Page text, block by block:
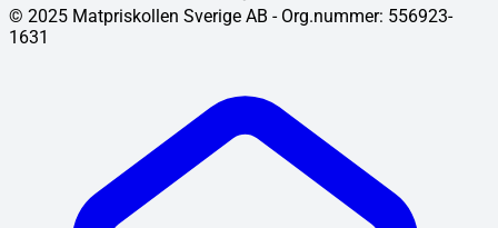
© 2025 Matpriskollen Sverige AB - Org.nummer: 556923-
1631